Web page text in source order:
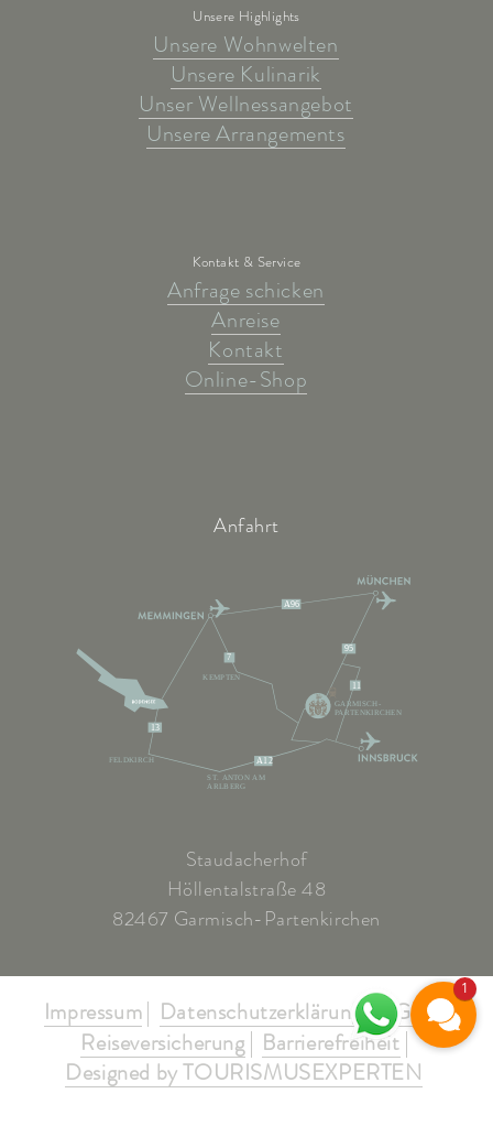
Unsere Highlights
Unsere Wohnwelten
Unsere Kulinarik
Unser Wellnessangebot
Unsere Arrangements
Kontakt & Service
Anfrage schicken
Anreise
Kontakt
Online-Shop
Anfahrt
A96
95
11
7
A12
13
KEMPTEN
ST. ANTON AM
ARLBERG
FELDKIRCH
GARMISCH-
PARTENKIRCHEN
Staudacherhof
Höllentalstraße 48
82467 Garmisch-Partenkirchen
Impressum Datenschutzerklärung
AGB's
Reiseversicherung
Barrierefreiheit
Designed by TOURISMUSEXPERTEN
1